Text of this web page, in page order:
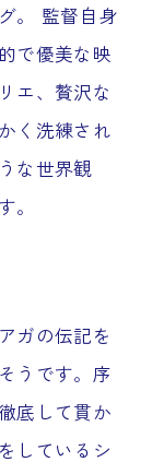
。 監督自身
で優美な映
エ、贅沢な
く洗練され
な世界観
。
ガの伝記を
うです。序
底して貫か
しているシ